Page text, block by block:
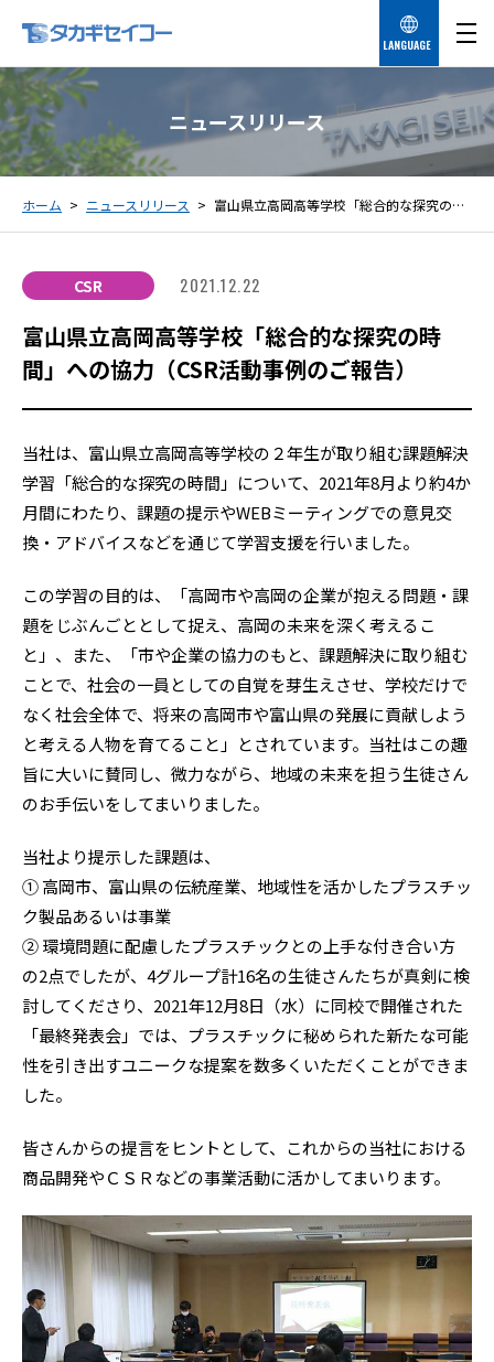
LANGUAGE
ニュースリリース
ホーム ニュースリリース 富山県立高岡高等学校「総合的な探究の時間」への協力（CSR活動事例のご報告）
CSR 2021.12.22
富山県立高岡高等学校「総合的な探究の時
間」への協力（CSR活動事例のご報告）
当社は、富山県立高岡高等学校の２年生が取り組む課題解決
学習「総合的な探究の時間」について、2021年8月より約4か
月間にわたり、課題の提示やWEBミーティングでの意見交
換・アドバイスなどを通じて学習支援を行いました。
この学習の目的は、「高岡市や高岡の企業が抱える問題・課
題をじぶんごととして捉え、高岡の未来を深く考えるこ
と」、また、「市や企業の協力のもと、課題解決に取り組む
ことで、社会の一員としての自覚を芽生えさせ、学校だけで
なく社会全体で、将来の高岡市や富山県の発展に貢献しよう
と考える人物を育てること」とされています。当社はこの趣
旨に大いに賛同し、微力ながら、地域の未来を担う生徒さん
のお手伝いをしてまいりました。
当社より提示した課題は、
① 高岡市、富山県の伝統産業、地域性を活かしたプラスチッ
ク製品あるいは事業
② 環境問題に配慮したプラスチックとの上手な付き合い方
の2点でしたが、4グループ計16名の生徒さんたちが真剣に検
討してくださり、2021年12月8日（水）に同校で開催された
「最終発表会」では、プラスチックに秘められた新たな可能
性を引き出すユニークな提案を数多くいただくことができま
した。
皆さんからの提言をヒントとして、これからの当社における
商品開発やＣＳＲなどの事業活動に活かしてまいります。